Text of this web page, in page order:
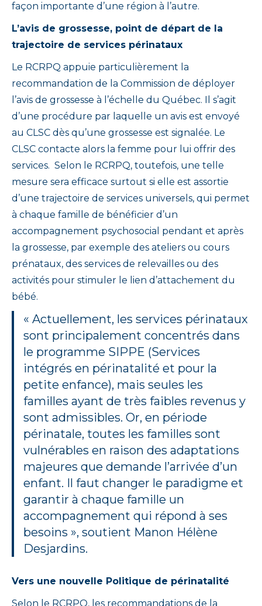
façon importante d’une région à l’autre.
L’avis de grossesse, point de départ de la
trajectoire de services périnataux
Le RCRPQ appuie particulièrement la
recommandation de la Commission de déployer
l’avis de grossesse à l’échelle du Québec. Il s’agit
d’une procédure par laquelle un avis est envoyé
au CLSC dès qu’une grossesse est signalée. Le
CLSC contacte alors la femme pour lui offrir des
services. Selon le RCRPQ, toutefois, une telle
mesure sera efficace surtout si elle est assortie
d’une trajectoire de services universels, qui permet
à chaque famille de bénéficier d’un
accompagnement psychosocial pendant et après
la grossesse, par exemple des ateliers ou cours
prénataux, des services de relevailles ou des
activités pour stimuler le lien d’attachement du
bébé.
« Actuellement, les services périnataux
sont principalement concentrés dans
le programme SIPPE (Services
intégrés en périnatalité et pour la
petite enfance), mais seules les
familles ayant de très faibles revenus y
sont admissibles. Or, en période
périnatale, toutes les familles sont
vulnérables en raison des adaptations
majeures que demande l’arrivée d’un
enfant. Il faut changer le paradigme et
garantir à chaque famille un
accompagnement qui répond à ses
besoins », soutient Manon Hélène
Desjardins.
Vers une nouvelle Politique de périnatalité
Selon le RCRPQ, les recommandations de la